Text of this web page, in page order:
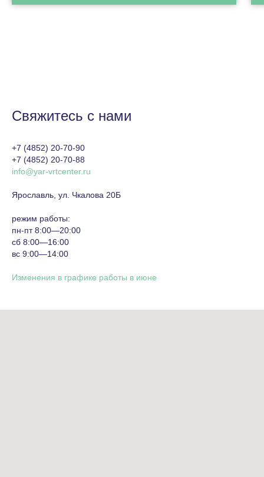
Свяжитесь с нами
+7 (4852) 20-70-90
+7 (4852) 20-70-88
info@yar-vrtcenter.ru
Ярославль, ул. Чкалова 20Б
режим работы:
пн-пт 8:00—20:00
сб 8:00—16:00
вс 9:00—14:00
Изменения в графике работы в июне